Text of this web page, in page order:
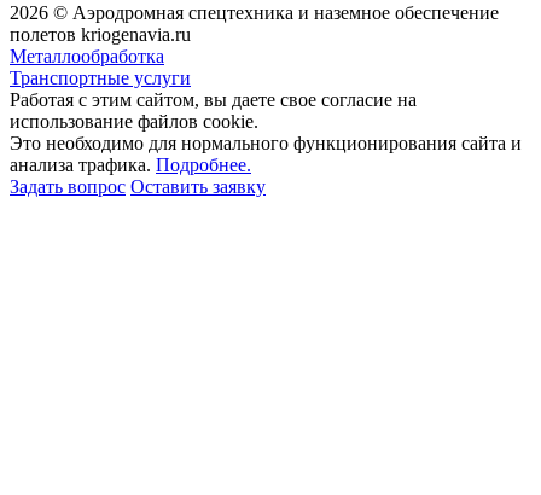
2026 © Аэродромная спецтехника и наземное обеспечение
полетов kriogenavia.ru
Металлообработка
Транспортные услуги
Работая с этим сайтом, вы даете свое согласие на
использование файлов cookie.
Это необходимо для нормального функционирования сайта и
анализа трафика. Подробнее.
Задать вопрос Оставить заявку